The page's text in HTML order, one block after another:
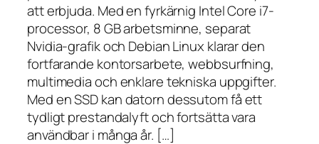
att erbjuda. Med en fyrkärnig Intel Core i7-
processor, 8 GB arbetsminne, separat
Nvidia-grafik och Debian Linux klarar den
fortfarande kontorsarbete, webbsurfning,
multimedia och enklare tekniska uppgifter.
Med en SSD kan datorn dessutom få ett
tydligt prestandalyft och fortsätta vara
användbar i många år. […]